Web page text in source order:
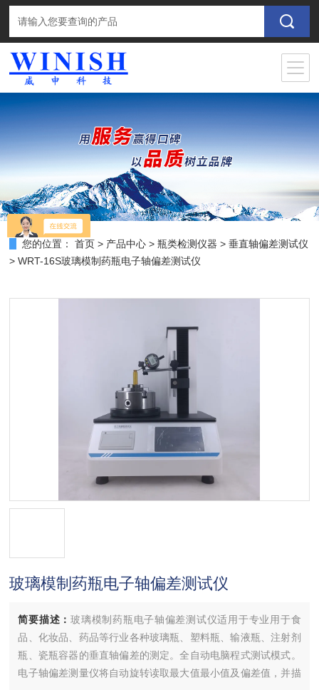
您的位置： 首页 > 产品中心 >瓶类检测仪器 >垂直轴偏差测试仪
> WRT-16S玻璃模制药瓶电子轴偏差测试仪
玻璃模制药瓶电子轴偏差测试仪
简要描述：玻璃模制药瓶电子轴偏差测试仪适用于专业用于食
品、化妆品、药品等行业各种玻璃瓶、塑料瓶、输液瓶、注射剂
瓶、瓷瓶容器的垂直轴偏差的测定。全自动电脑程式测试模式。
电子轴偏差测量仪将自动旋转读取最大值最小值及偏差值，并描